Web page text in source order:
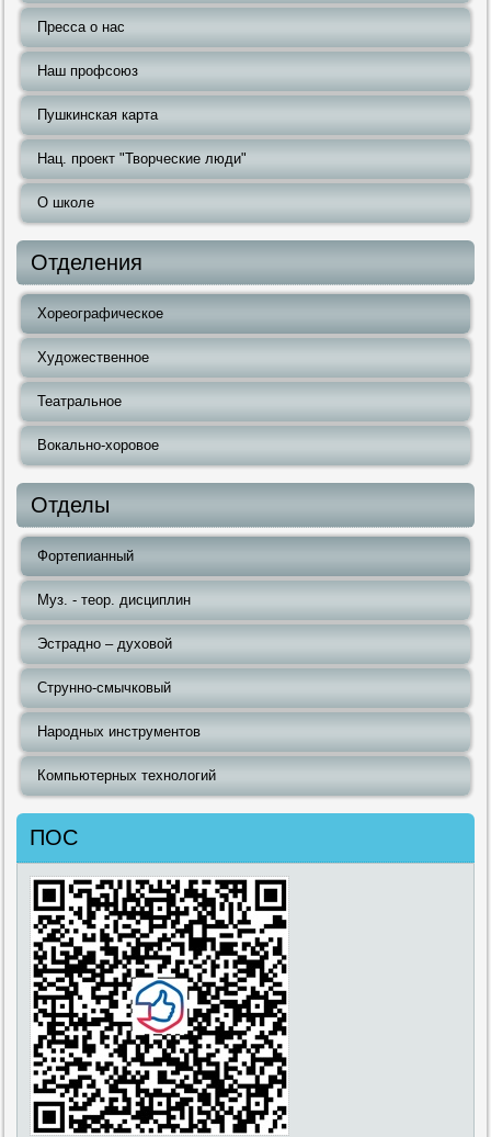
Пресса о нас
Наш профсоюз
Пушкинская карта
Нац. проект "Творческие люди"
О школе
Отделения
Хореографическое
Художественное
Театральное
Вокально-хоровое
Отделы
Фортепианный
Муз. - теор. дисциплин
Эстрадно – духовой
Струнно-смычковый
Народных инструментов
Компьютерных технологий
ПОС